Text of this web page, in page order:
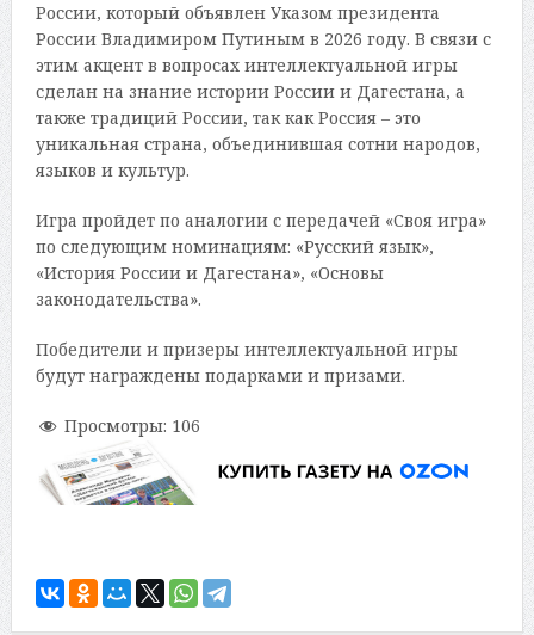
России, который объявлен Указом президента
России Владимиром Путиным в 2026 году. В связи с
этим акцент в вопросах интеллектуальной игры
сделан на знание истории России и Дагестана, а
также традиций России, так как Россия – это
уникальная страна, объединившая сотни народов,
языков и культур.
Игра пройдет по аналогии с передачей «Своя игра»
по следующим номинациям: «Русский язык»,
«История России и Дагестана», «Основы
законодательства».
Победители и призеры интеллектуальной игры
будут награждены подарками и призами.
Просмотры: 106